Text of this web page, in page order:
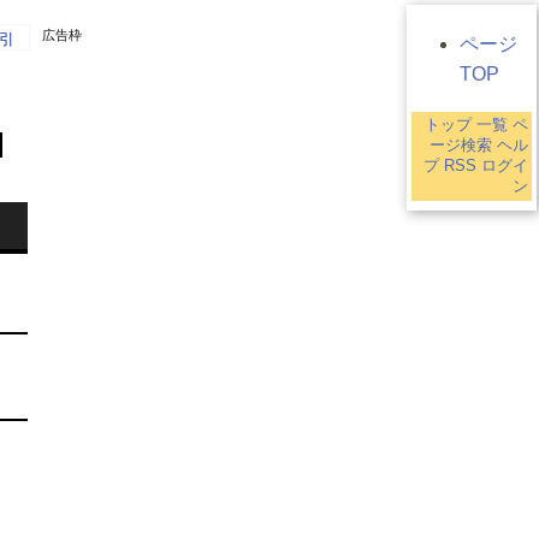
広告枠
ページ
TOP
トップ 一覧 ペ
ージ検索 ヘル
プ RSS ログイ
ン